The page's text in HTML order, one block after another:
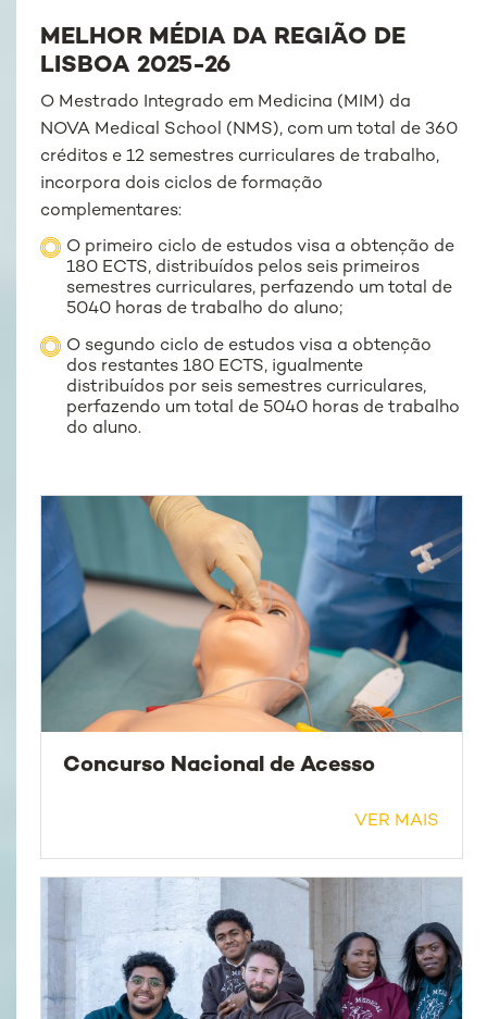
MELHOR MÉDIA DA REGIÃO DE
LISBOA 2025-26
O Mestrado Integrado em Medicina (MIM) da
NOVA Medical School (NMS), com um total de 360
créditos e 12 semestres curriculares de trabalho,
incorpora dois ciclos de formação
complementares:
O primeiro ciclo de estudos visa a obtenção de
180 ECTS, distribuídos pelos seis primeiros
semestres curriculares, perfazendo um total de
5040 horas de trabalho do aluno;
O segundo ciclo de estudos visa a obtenção
dos restantes 180 ECTS, igualmente
distribuídos por seis semestres curriculares,
perfazendo um total de 5040 horas de trabalho
do aluno.
Concurso Nacional de Acesso
VER MAIS